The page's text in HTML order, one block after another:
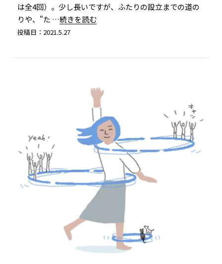
は全4回）。少し長いですが、ふたりの設立までの道の
りや、"た …続きを読む
投稿日：2021.5.27